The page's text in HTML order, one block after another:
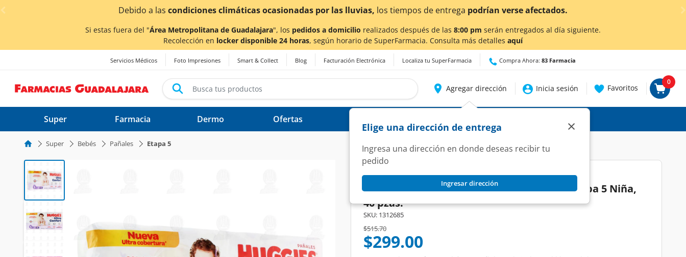
< div class="carousel-inner"> Debido a las condiciones climáticas ocasionadas por las lluvias, los tiempos de entrega podrían verse afectados.
Si estas fuera del "Área Metropolitana de Guadalajara", los pedidos a domicilio realizados después de las 8:00 pm serán entregados al día siguiente.
Recolección en locker disponible 24 horas, según horario de SuperFarmacia. Consulta más detalles aquí
Servicios Médicos Foto Impresiones Smart & Collect Blog Facturación Electrónica Localiza tu SuperFarmacia Compra Ahora: 83 Farmacia
Agregar dirección
Elige una dirección de entrega
Ingresa una dirección en donde deseas recibir tu
pedido
Ingresar dirección
×
Inicia sesión Favoritos
0
Super Farmacia Dermo Ofertas
Super Bebés Pañales Etapa 5
HUGGIES
Pañales para Bebé Huggies UltraConfort Etapa 5 Niña,
40 pzas.
SKU: 1312685
Price reduced from
$515.70to
$299.00